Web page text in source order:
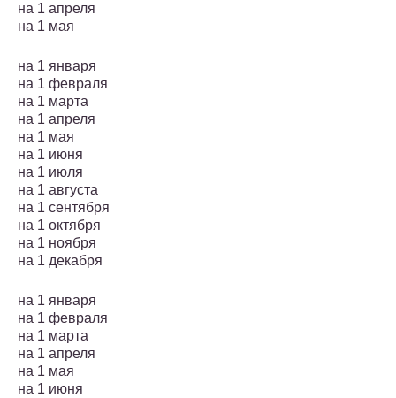
на 1 апреля
на 1 мая
на 1 января
на 1 февраля
на 1 марта
на 1 апреля
на 1 мая
на 1 июня
на 1 июля
на 1 августа
на 1 сентября
на 1 октября
на 1 ноября
на 1 декабря
на 1 января
на 1 февраля
на 1 марта
на 1 апреля
на 1 мая
на 1 июня